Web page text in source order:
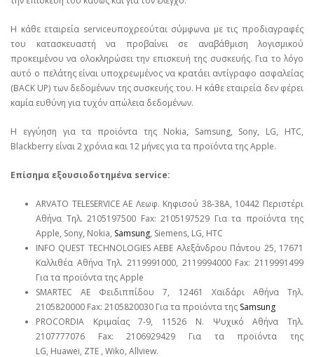
Η κάθε εταιρεία serviceυποχρεούται σύμφωνα με τις προδιαγραφές
του κατασκευαστή να προβαίνει σε αναβάθμιση λογισμικού
προκειμένου να ολοκληρώσει την επισκευή της συσκευής. Για το λόγο
αυτό ο πελάτης είναι υποχρεωμένος να κρατάει αντίγραφο ασφαλείας
(BACK UP) των δεδομένων της συσκευής του. Η κάθε εταιρεία δεν φέρει
καμία ευθύνη για τυχόν απώλεια δεδομένων.
Η εγγύηση για τα προϊόντα της Nokia, Samsung, Sony, LG, HTC,
Blackberry είναι 2 χρόνια και 12 μήνες για τα προϊόντα της Apple.
Επίσημα εξουσιοδοτημένα service:
ARVATO TELESERVICE ΑΕ Λεωφ. Κηφισού 38-38Α, 10442 Περιστέρι
Αθήνα Τηλ. 2105197500 Fax: 2105197529 Για τα προϊόντα της
Apple, Sony, Nokia, Samsung, Siemens, LG, HTC
INFO QUEST TECHNOLOGIES ΑΕΒΕ Αλεξάνδρου Πάντου 25, 17671
Καλλιθέα Αθήνα Τηλ. 2119991000, 2119994000 Fax: 2119991499
Για τα προϊόντα της Apple
SMARTEC ΑΕ Φειδιππίδου 7, 12461 Χαϊδάρι Αθήνα Τηλ.
2105820000 Fax: 2105820030 Για τα προϊόντα της Samsung
PROCORDIA Κριμαίας 7-9, 11526 Ν. Ψυχικό Αθήνα Τηλ.
2107777076 Fax: 2106929429 Για τα προϊόντα της
LG, Huawei, ΖΤΕ , Wiko, Allview.